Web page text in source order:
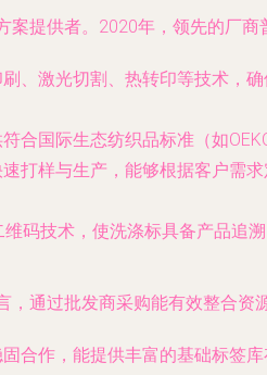
提供者。2020年，领先的厂商
刷、激光切割、热转印等技术，
合国际生态纺织品标准（如
速打样与生产，能够根据客户需
维码技术，使洗涤标具备产品追
通过批发商采购能有效整合资
合作，能提供丰富的基础标签